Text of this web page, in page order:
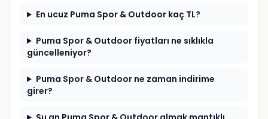
En ucuz Puma Spor & Outdoor kaç TL?
Puma Spor & Outdoor fiyatları ne sıklıkla
güncelleniyor?
Puma Spor & Outdoor ne zaman indirime
girer?